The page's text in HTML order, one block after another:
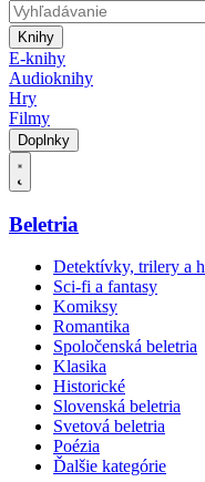
Knihy
E-knihy
Audioknihy
Hry
Filmy
Doplnky
Beletria
Detektívky, trilery a
Sci-fi a fantasy
Komiksy
Romantika
Spoločenská beletria
Klasika
Historické
Slovenská beletria
Svetová beletria
Poézia
Ďalšie kategórie